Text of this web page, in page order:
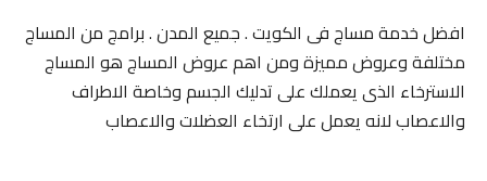
افضل خدمة مساج فى الكويت . جميع المدن . برامج من المساج
مختلفة وعروض مميزة ومن اهم عروض المساج هو المساج
الاسترخاء الذى يعملك على تدليك الجسم وخاصة الاطراف
والاعصاب لانه يعمل على ارتخاء العضلات والاعصاب